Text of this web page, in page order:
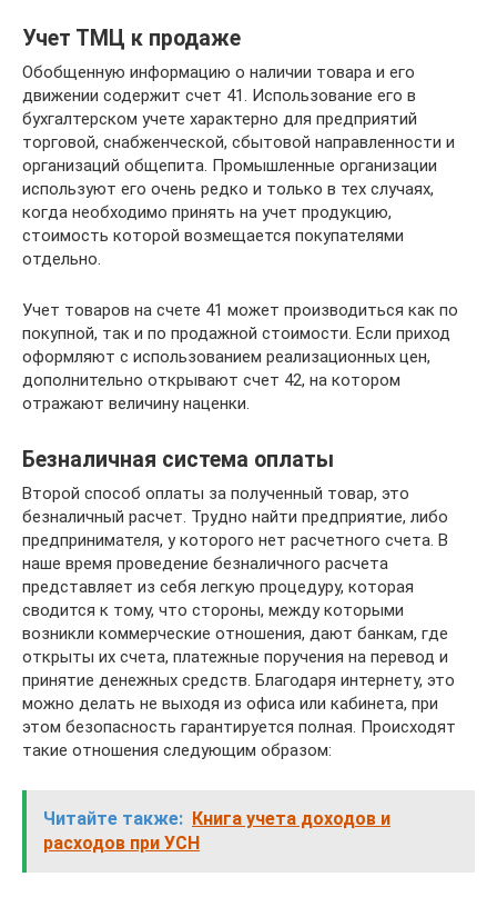
Учет ТМЦ к продаже
Обобщенную информацию о наличии товара и его
движении содержит счет 41. Использование его в
бухгалтерском учете характерно для предприятий
торговой, снабженческой, сбытовой направленности и
организаций общепита. Промышленные организации
используют его очень редко и только в тех случаях,
когда необходимо принять на учет продукцию,
стоимость которой возмещается покупателями
отдельно.
Учет товаров на счете 41 может производиться как по
покупной, так и по продажной стоимости. Если приход
оформляют с использованием реализационных цен,
дополнительно открывают счет 42, на котором
отражают величину наценки.
Безналичная система оплаты
Второй способ оплаты за полученный товар, это
безналичный расчет. Трудно найти предприятие, либо
предпринимателя, у которого нет расчетного счета. В
наше время проведение безналичного расчета
представляет из себя легкую процедуру, которая
сводится к тому, что стороны, между которыми
возникли коммерческие отношения, дают банкам, где
открыты их счета, платежные поручения на перевод и
принятие денежных средств. Благодаря интернету, это
можно делать не выходя из офиса или кабинета, при
этом безопасность гарантируется полная. Происходят
такие отношения следующим образом:
Читайте также: Книга учета доходов и
расходов при УСН